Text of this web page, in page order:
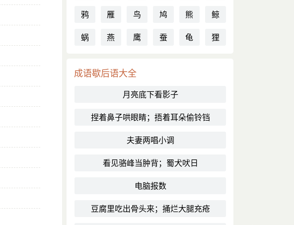
鸦
雁 鸟 鸠 熊
鲸
蜗
燕 鹰 蚕 龟 狸
成语歇后语大全
月亮底下看影子
捏着鼻子哄眼睛；捂着耳朵偷铃铛
夫妻两唱小调
看见骆峰当肿背；蜀犬吠日
电脑报数
豆腐里吃出骨头来；捅烂大腿充疮